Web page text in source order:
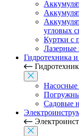
угловых
Куртки с
Гидротехника
Насосные
Садовые